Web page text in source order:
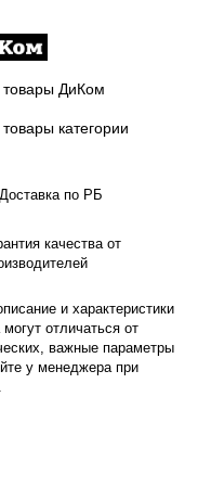
товары ДиКом
категории
Доставка по РБ
качества от
и характеристики
могут отличаться от
важные параметры
у менеджера при